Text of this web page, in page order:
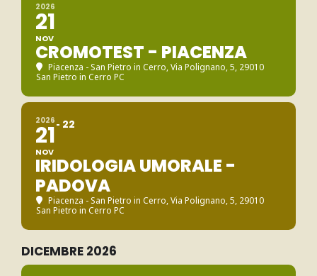
2026
21
NOV
CROMOTEST - PIACENZA
Piacenza - San Pietro in Cerro, Via Polignano, 5, 29010
San Pietro in Cerro PC
2026
21
NOV
22
IRIDOLOGIA UMORALE -
PADOVA
Piacenza - San Pietro in Cerro, Via Polignano, 5, 29010
San Pietro in Cerro PC
DICEMBRE 2026